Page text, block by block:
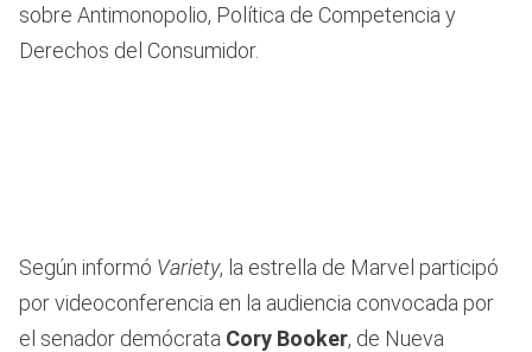
sobre Antimonopolio, Política de Competencia y
Derechos del Consumidor.
Según informó Variety, la estrella de Marvel participó
por videoconferencia en la audiencia convocada por
el senador demócrata Cory Booker, de Nueva